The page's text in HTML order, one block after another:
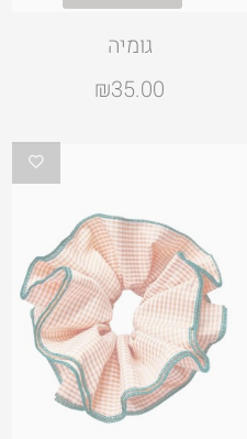
גומיה
₪35.00